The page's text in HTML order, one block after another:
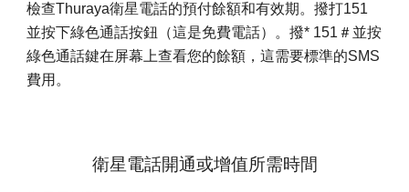
檢查Thuraya衛星電話的預付餘額和有效期。撥打151
並按下綠色通話按鈕（這是免費電話）。撥* 151＃並按
綠色通話鍵在屏幕上查看您的餘額，這需要標準的SMS
費用。
衛星電話開通或增值所需時間